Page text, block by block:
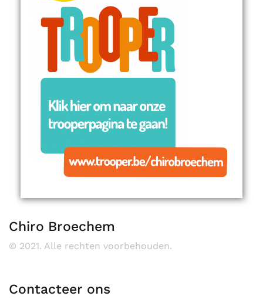
Chiro Broechem
© 2021. Alle rechten voorbehouden.
Contacteer ons